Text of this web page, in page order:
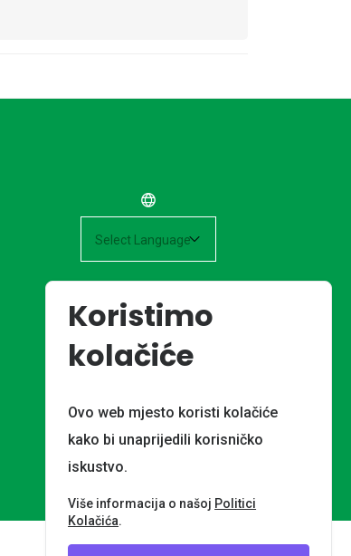
Koristimo
kolačiće
Ovo web mjesto koristi kolačiće
kako bi unaprijedili korisničko
iskustvo.
Više informacija o našoj Politici
Kolačića.